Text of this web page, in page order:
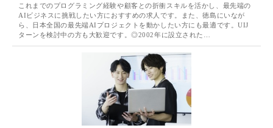
これまでのプログラミング経験や顧客との折衝スキルを活かし、最先端の
AIビジネスに挑戦したい方におすすめの求人です。また、徳島にいなが
ら、日本全国の最先端AIプロジェクトを動かしたい方にも最適です。UIJ
ターンを検討中の方も大歓迎です。◎2002年に設立された…